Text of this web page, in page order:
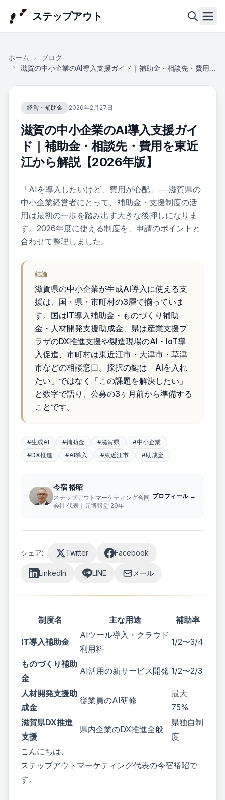
ステップアウト
ホーム
要
事業内
容
事例
ニュー
ス
セミナ
ー
資料ダ
ウンロ
ード
無料AI
診断
お
合
わ
ステップ
ーケティ
いいたしま
す
ホーム
ブログ
滋賀の中小企業のAI導入支援ガイド｜補助金・相談先・費用を東近江から解説【2026年版】
経営・補助金 2026年2月27日
滋賀の中小企業のAI導入支援ガイ
ド｜補助金・相談先・費用を東近
江から解説【2026年版】
「AIを導入したいけど、費用が心配」──滋賀県の
中小企業経営者にとって、補助金・支援制度の活
用は最初の一歩を踏み出す大きな後押しになりま
す。2026年度に使える制度を、申請のポイントと
合わせて整理しました。
結論
滋賀県の中小企業が生成AI導入に使える支
援は、国・県・市町村の3層で揃っていま
す。国はIT導入補助金・ものづくり補助
金・人材開発支援助成金、県は産業支援プ
ラザのDX推進支援や製造現場のAI・IoT導
入促進、市町村は東近江市・大津市・草津
市などの相談窓口。採択の鍵は「AIを入れ
たい」ではなく「この課題を解決したい」
と数字で語り、公募の3ヶ月前から準備する
ことです。
#生成AI #補助金 #滋賀県 #中小企業
#DX推進 #AI導入 #東近江市 #助成金
今宿 裕昭
ステップアウトマーケティング合同
会社 代表｜元博報堂 29年
プロフィール →
シェア: Twitter Facebook
LinkedIn LINE メール
制度名 主な用途 補助率
IT導入補助金
AIツール導入・クラウド
利用料
1/2〜3/4
ものづくり補助
金
AI活用の新サービス開発 1/2〜2/3
人材開発支援助
成金
従業員のAI研修
最大
75%
滋賀県DX推進
支援
県内企業のDX推進全般
県独自制
度
こんにちは、
ステップアウトマーケティング代表の今宿裕昭で
す。